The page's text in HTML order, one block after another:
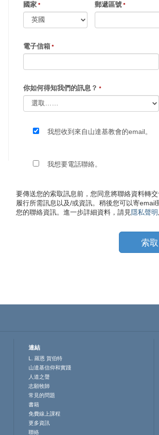
國家 郵遞區號
電子信箱
你如何得知我們的訊息？
我想收到來自山達基教會的email。
我想要電話聯絡。
要傳送您的索取訊息前，您同意將聯絡資料轉
履行所需訊息以及/或資訊。稍後您可以寄
您的聯絡資訊。進一步詳細資料，請見隱私聲明
索
連結
L. 羅恩 賀伯特
山達基信仰和實踐
人道之聲
志願牧師
常見的問題
書籍
免費線上課程
更多資訊
聯絡